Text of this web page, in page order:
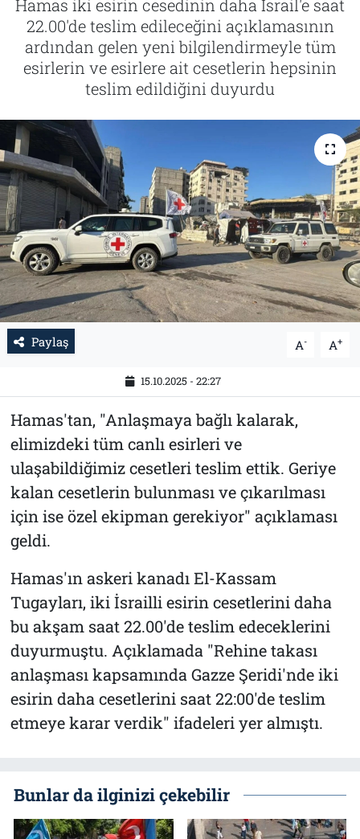
Hamas iki esirin cesedinin daha İsrail'e saat
22.00'de teslim edileceğini açıklamasının
ardından gelen yeni bilgilendirmeyle tüm
esirlerin ve esirlere ait cesetlerin hepsinin
teslim edildiğini duyurdu
Paylaş A- A+
15.10.2025 - 22:27
Hamas'tan, "Anlaşmaya bağlı kalarak,
elimizdeki tüm canlı esirleri ve
ulaşabildiğimiz cesetleri teslim ettik. Geriye
kalan cesetlerin bulunması ve çıkarılması
için ise özel ekipman gerekiyor" açıklaması
geldi.
Hamas'ın askeri kanadı El-Kassam
Tugayları, iki İsrailli esirin cesetlerini daha
bu akşam saat 22.00'de teslim edeceklerini
duyurmuştu. Açıklamada "Rehine takası
anlaşması kapsamında Gazze Şeridi'nde iki
esirin daha cesetlerini saat 22:00'de teslim
etmeye karar verdik" ifadeleri yer almıştı.
Bunlar da ilginizi çekebilir
Tarih
İletişim
Künye